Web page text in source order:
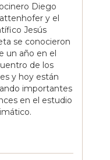
Diego
y el
Jesús
se conocieron
un año en el
de los
y hoy están
importantes
en el estudio